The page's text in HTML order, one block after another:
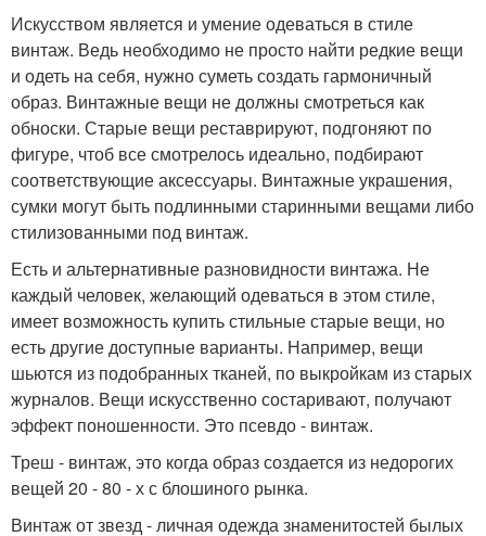
Искусством является и умение одеваться в стиле
винтаж. Ведь необходимо не просто найти редкие вещи
и одеть на себя, нужно суметь создать гармоничный
образ. Винтажные вещи не должны смотреться как
обноски. Старые вещи реставрируют, подгоняют по
фигуре, чтоб все смотрелось идеально, подбирают
соответствующие аксессуары. Винтажные украшения,
сумки могут быть подлинными старинными вещами либо
стилизованными под винтаж.
Есть и альтернативные разновидности винтажа. Не
каждый человек, желающий одеваться в этом стиле,
имеет возможность купить стильные старые вещи, но
есть другие доступные варианты. Например, вещи
шьются из подобранных тканей, по выкройкам из старых
журналов. Вещи искусственно состаривают, получают
эффект поношенности. Это псевдо - винтаж.
Треш - винтаж, это когда образ создается из недорогих
вещей 20 - 80 - х с блошиного рынка.
Винтаж от звезд - личная одежда знаменитостей былых